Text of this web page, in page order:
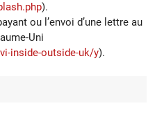
).
ou l’envoi d’une lettre au
Uni
inside-outside-uk/y).